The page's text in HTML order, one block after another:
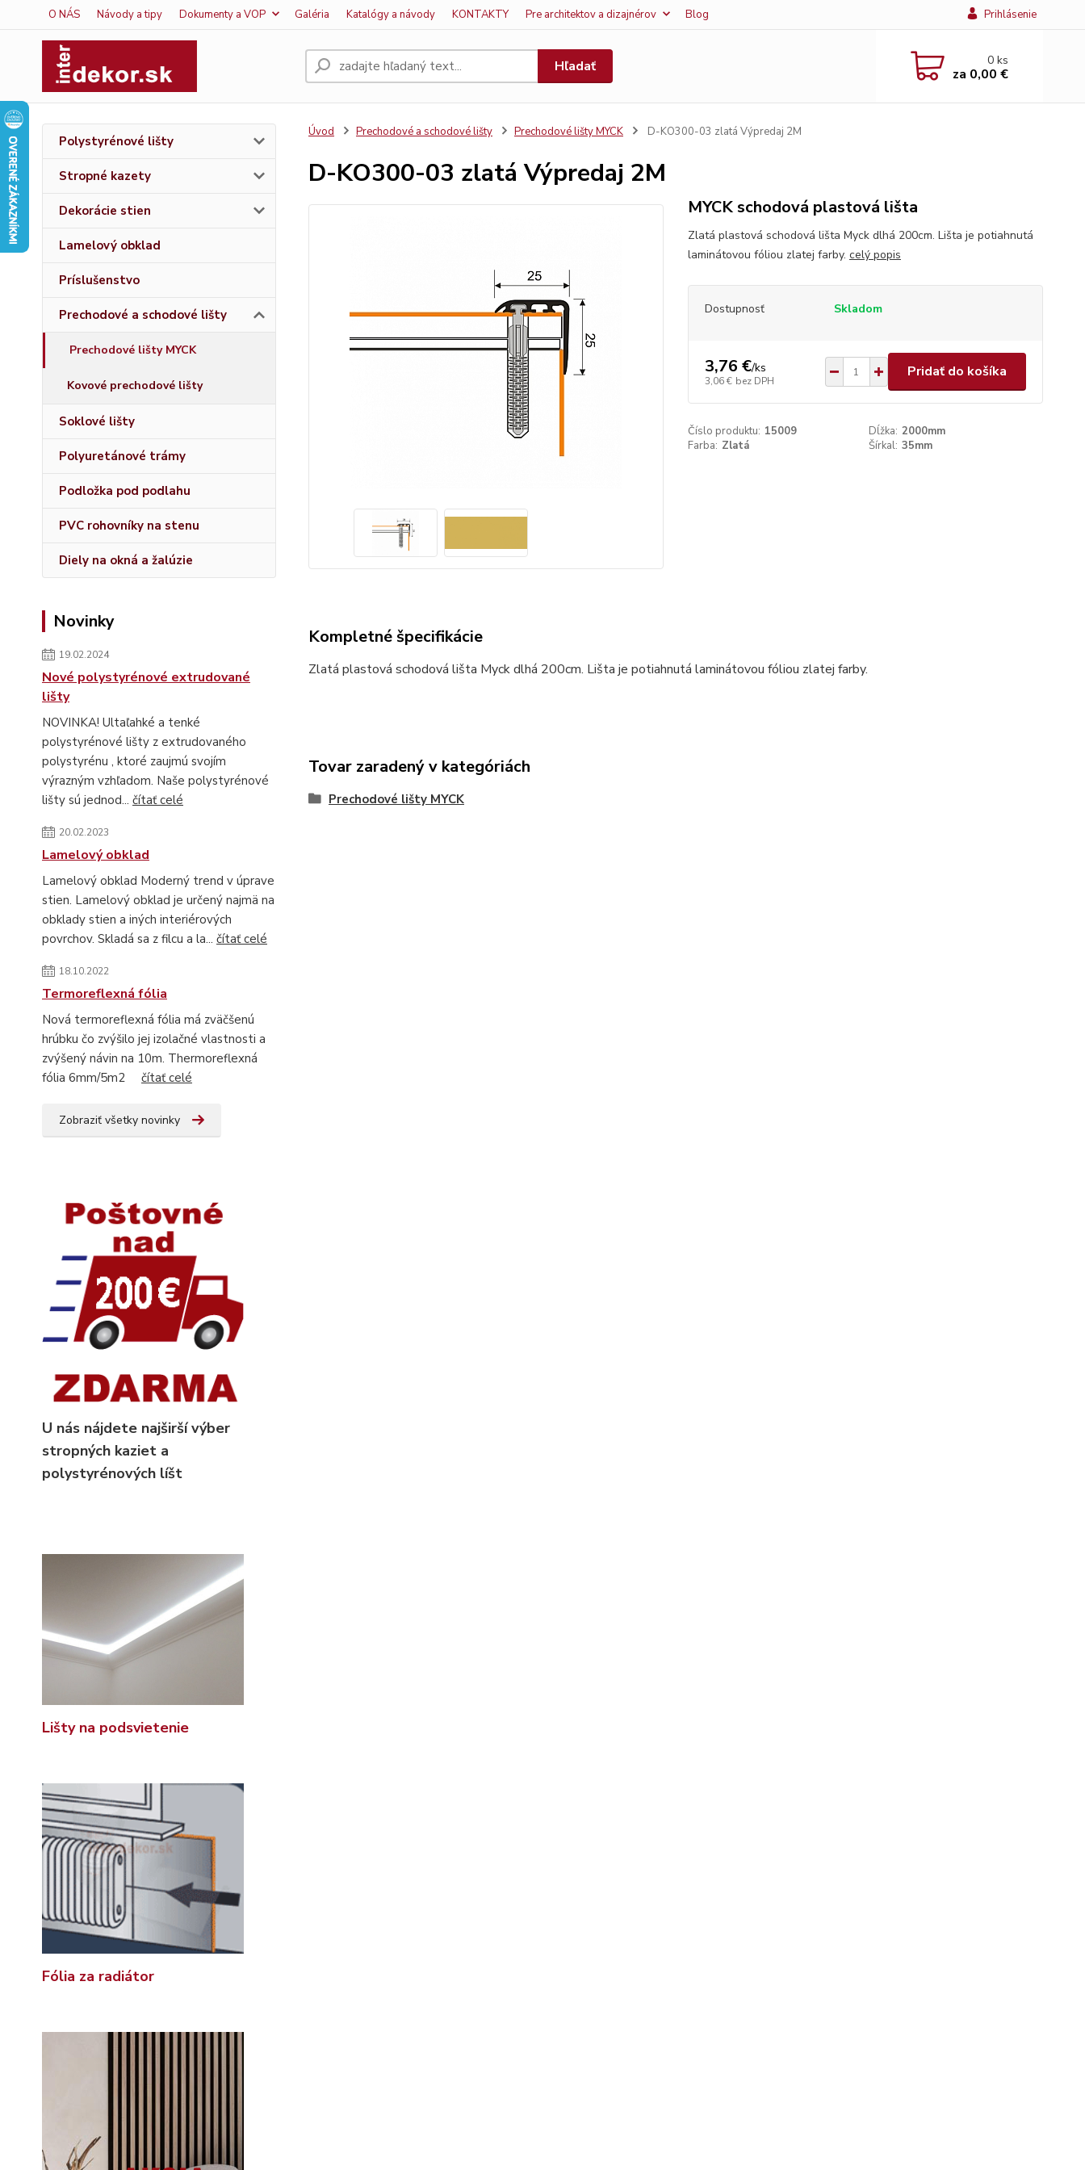
O NÁS Návody a tipy Dokumenty a VOP Galéria Katalógy a návody KONTAKTY Pre architektov a dizajnérov Blog Prihlásenie
Hľadať 0ks
za 0,00 €
Polystyrénové lišty
Stropné kazety
Dekorácie stien
Lamelový obklad
Príslušenstvo
Prechodové a schodové lišty
Prechodové lišty MYCK
Kovové prechodové lišty
Soklové lišty
Polyuretánové trámy
Podložka pod podlahu
PVC rohovníky na stenu
Diely na okná a žalúzie
Novinky
19.02.2024
Nové polystyrénové extrudované
lišty
NOVINKA! Ultaľahké a tenké
polystyrénové lišty z extrudovaného
polystyrénu , ktoré zaujmú svojím
výrazným vzhľadom. Naše polystyrénové
lišty sú jednod... čítať celé
20.02.2023
Lamelový obklad
Lamelový obklad Moderný trend v úprave
stien. Lamelový obklad je určený najmä na
obklady stien a iných interiérových
povrchov. Skladá sa z filcu a la... čítať celé
18.10.2022
Termoreflexná fólia
Nová termoreflexná fólia má zväčšenú
hrúbku čo zvýšilo jej izolačné vlastnosti a
zvýšený návin na 10m. Thermoreflexná
fólia 6mm/5m2 čítať celé
Zobraziť všetky novinky
U nás nájdete najširší výber
stropných kaziet a
polystyrénových líšt
Lišty na podsvietenie
Fólia za radiátor
Úvod Prechodové a schodové lišty Prechodové lišty MYCK D-KO300-03 zlatá Výpredaj 2M
D-KO300-03 zlatá Výpredaj 2M
MYCK schodová plastová lišta
Zlatá plastová schodová lišta Myck dlhá 200cm. Lišta je potiahnutá
laminátovou fóliou zlatej farby. celý popis
Dostupnosť Skladom
3,76 €/ks
3,06 € bez DPH
Pridať do košíka
Číslo produktu: 15009 Dĺžka: 2000mm
Farba: Zlatá Šírkal: 35mm
Kompletné špecifikácie
Zlatá plastová schodová lišta Myck dlhá 200cm. Lišta je potiahnutá laminátovou fóliou zlatej farby.
Tovar zaradený v kategóriách
Prechodové lišty MYCK